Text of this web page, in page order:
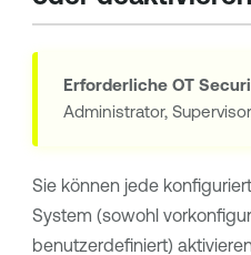
Erforderliche OT
Administrator,
Sie können jede
System (sowohl
benutzerdefiniert)